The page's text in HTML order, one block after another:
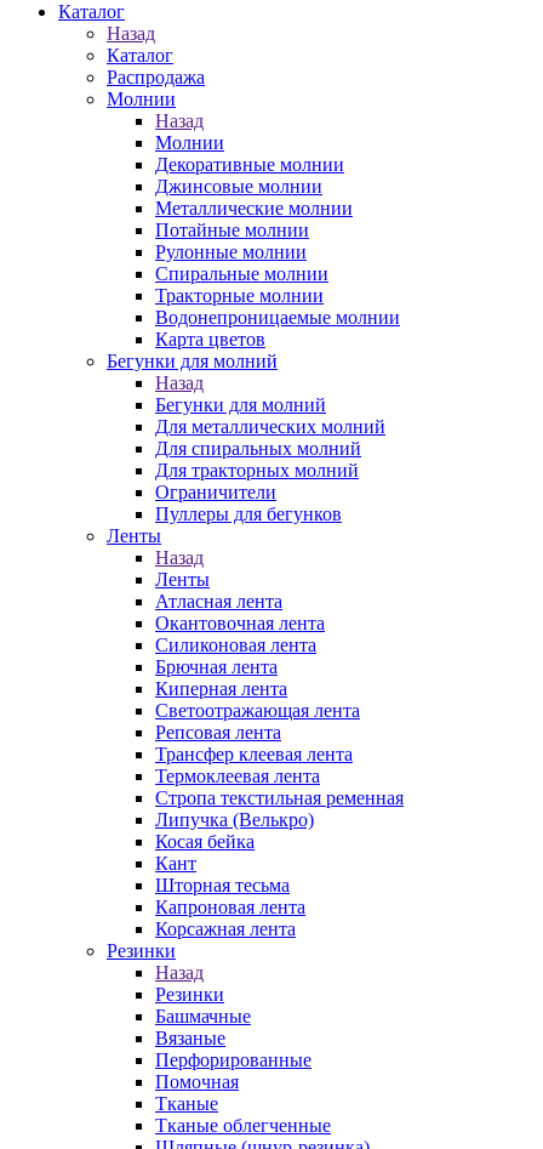
Каталог
Назад
Каталог
Распродажа
Молнии
Назад
Молнии
Декоративные молнии
Джинсовые молнии
Металлические молнии
Потайные молнии
Рулонные молнии
Спиральные молнии
Тракторные молнии
Водонепроницаемые молнии
Карта цветов
Бегунки для молний
Назад
Бегунки для молний
Для металлических молний
Для спиральных молний
Для тракторных молний
Ограничители
Пуллеры для бегунков
Ленты
Назад
Ленты
Атласная лента
Окантовочная лента
Силиконовая лента
Брючная лента
Киперная лента
Светоотражающая лента
Репсовая лента
Трансфер клеевая лента
Термоклеевая лента
Стропа текстильная ременная
Липучка (Велькро)
Косая бейка
Кант
Шторная тесьма
Капроновая лента
Корсажная лента
Резинки
Назад
Резинки
Башмачные
Вязаные
Перфорированные
Помочная
Тканые
Тканые облегченные